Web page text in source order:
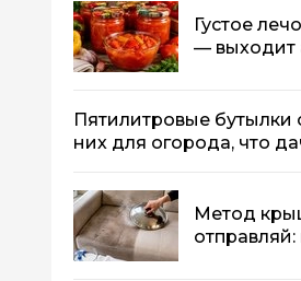
Густое
— выходит
Пятилитровые бутылки
них для огорода, что
Метод
отправляй: